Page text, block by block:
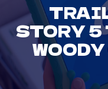
STORY 5